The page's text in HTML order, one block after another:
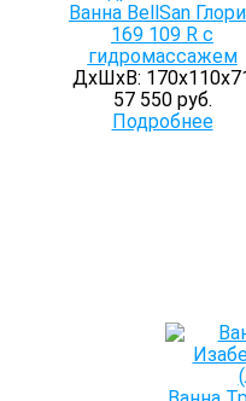
Ванна BellSan
169 109 R с
гидромассажем
ДхШхВ:
57 550 руб.
Подробнее